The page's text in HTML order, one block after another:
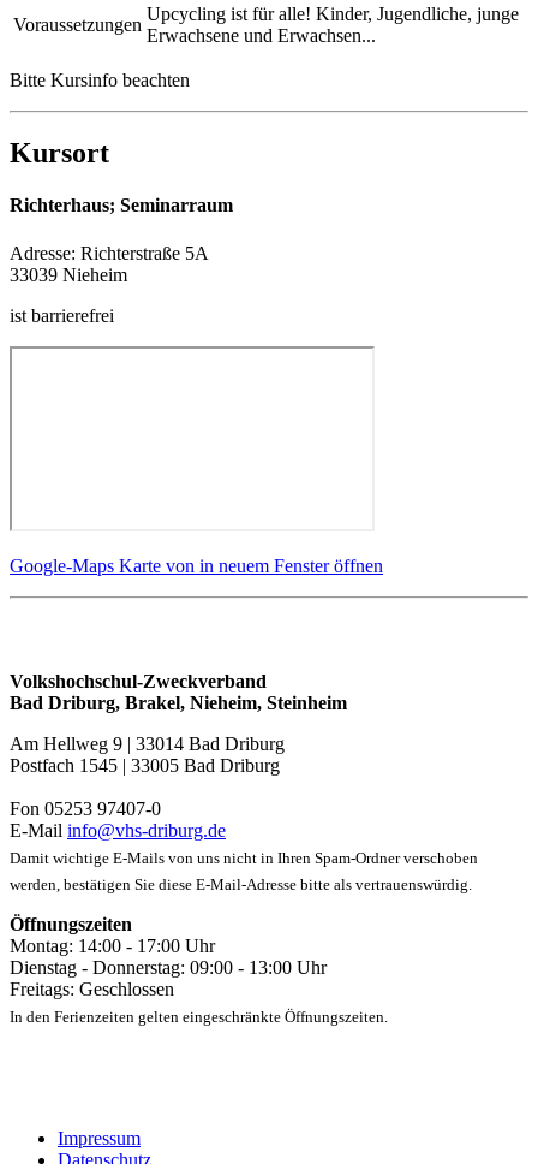
Voraussetzungen
Upcycling ist für alle! Kinder, Jugendliche, junge
Erwachsene und Erwachsen...
Bitte Kursinfo beachten
Kursort
Richterhaus; Seminarraum
Adresse: Richterstraße 5A
33039 Nieheim
ist barrierefrei
Google-Maps Karte von in neuem Fenster öffnen
Volkshochschul-Zweckverband
Bad Driburg, Brakel, Nieheim, Steinheim
Am Hellweg 9 | 33014 Bad Driburg
Postfach 1545 | 33005 Bad Driburg
Fon 05253 97407-0
E-Mail info@vhs-driburg.de
Damit wichtige E-Mails von uns nicht in Ihren Spam-Ordner verschoben
werden, bestätigen Sie diese E-Mail-Adresse bitte als vertrauenswürdig.
Öffnungszeiten
Montag: 14:00 - 17:00 Uhr
Dienstag - Donnerstag: 09:00 - 13:00 Uhr
Freitags: Geschlossen
In den Ferienzeiten gelten eingeschränkte Öffnungszeiten.
Impressum